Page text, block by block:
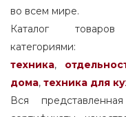
во всем мире.
Каталог
техника,
дома, техника для
Вся